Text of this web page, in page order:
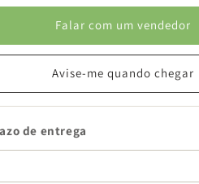
Falar com um vendedor
Avise-me quando chegar
de entrega